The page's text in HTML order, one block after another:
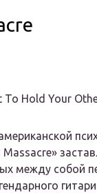
To Hold Your
между собой